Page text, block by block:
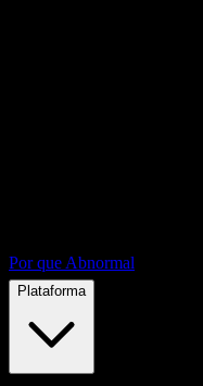
Por que Abnormal
Plataforma